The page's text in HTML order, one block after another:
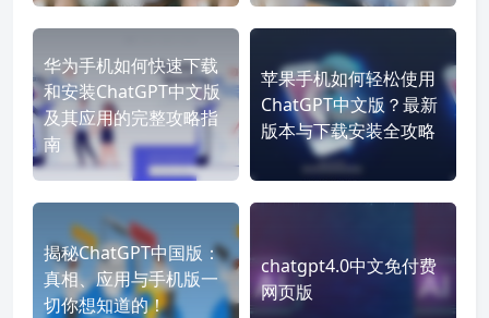
华为手机如何快速下载
和安装ChatGPT中文版
及其应用的完整攻略指
南
苹果手机如何轻松使用
ChatGPT中文版？最新
版本与下载安装全攻略
揭秘ChatGPT中国版：
真相、应用与手机版一
切你想知道的！
chatgpt4.0中文免付费
网页版